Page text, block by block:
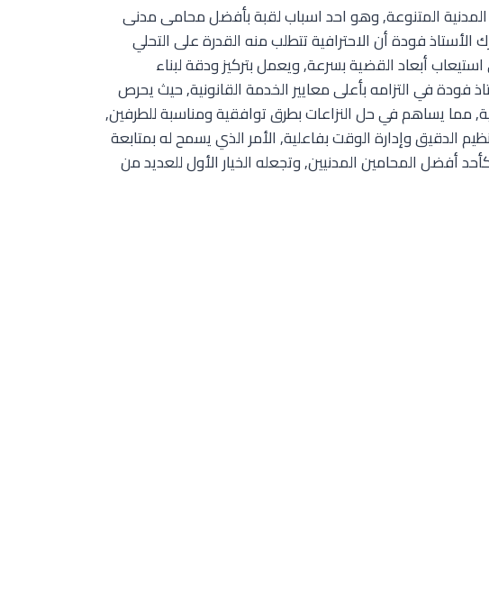
المدنية المتنوعة, وهو احد اسباب لقبة بأفضل محامى مدنى
فودة أن الاحترافية تتطلب منه القدرة على التحلي
أبعاد القضية بسرعة, ويعمل بتركيز ودقة لبناء
في التزامه بأعلى معايير الخدمة القانونية, حيث يحرص
مما يساهم في حل النزاعات بطرق توافقية ومناسبة للطرفين,
الدقيق وإدارة الوقت بفاعلية, الأمر الذي يسمح له بمتابعة
أفضل المحامين المدنيين, وتجعله الخيار الأول للعديد من